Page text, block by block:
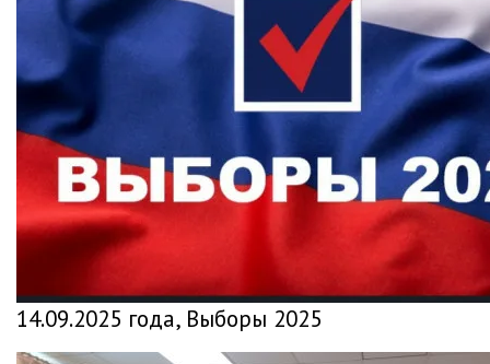
14.09.2025 года, Выборы 2025